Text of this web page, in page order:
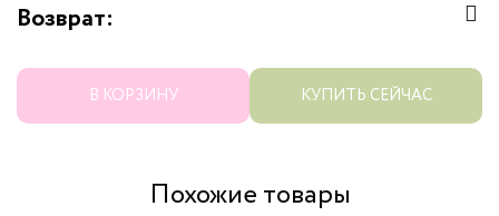
В КОРЗИНУ КУПИТЬ СЕЙЧАС
Возврат:
Похожие товары